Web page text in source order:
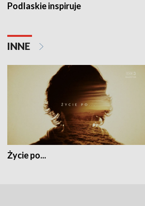
Podlaskie inspiruje
INNE
Życie po...